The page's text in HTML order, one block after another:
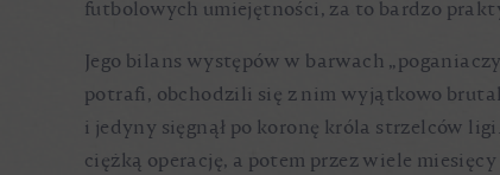
futbolowych umiejętności, za to bardzo
Jego bilans występów w barwach
potrafi, obchodzili się z nim wyjątkowo
i jedyny sięgnął po koronę króla strzelców
ciężką operację, a potem przez wiele